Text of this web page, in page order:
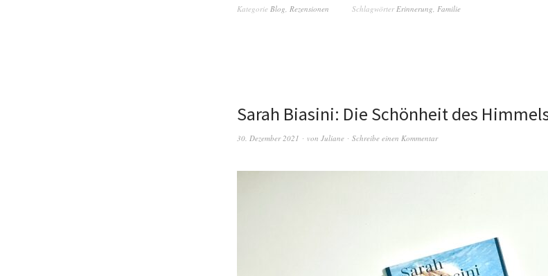
Kategorie Blog Rezensionen Schlagwörter Erinnerung Familie
Sarah Biasini: Die Schönheit des
30. Dezember 2021 von Juliane Schreibe einen Kommentar